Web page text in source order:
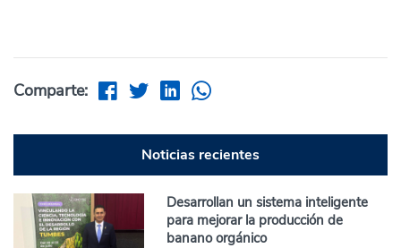
Comparte:
Noticias recientes
Desarrollan un sistema inteligente
para mejorar la producción de
banano orgánico